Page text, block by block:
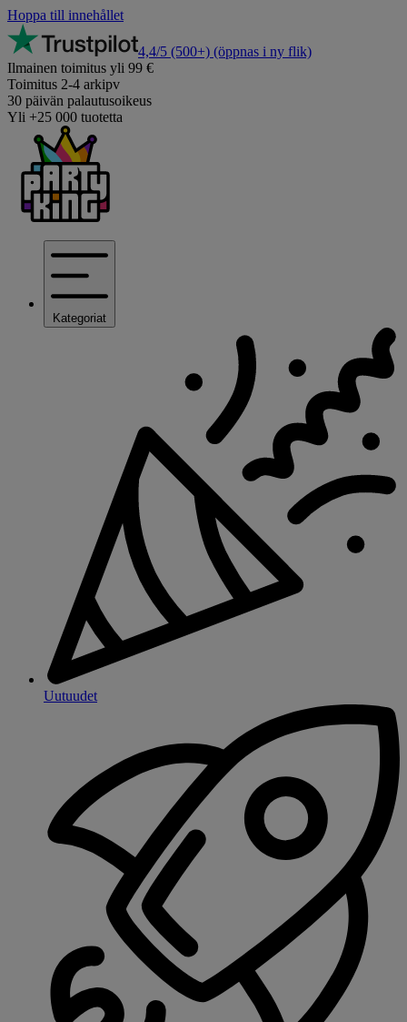
Hoppa till innehållet
4,4/5 (500+) (öppnas i ny flik)
Ilmainen toimitus yli 99 €
Toimitus 2-4 arkipv
30 päivän palautusoikeus
Yli +25 000 tuotetta
Kategoriat
Uutuudet